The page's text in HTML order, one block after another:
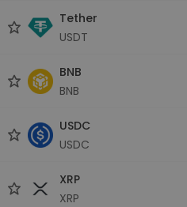
Tether
USDT
BNB
BNB
USDC
USDC
XRP
XRP